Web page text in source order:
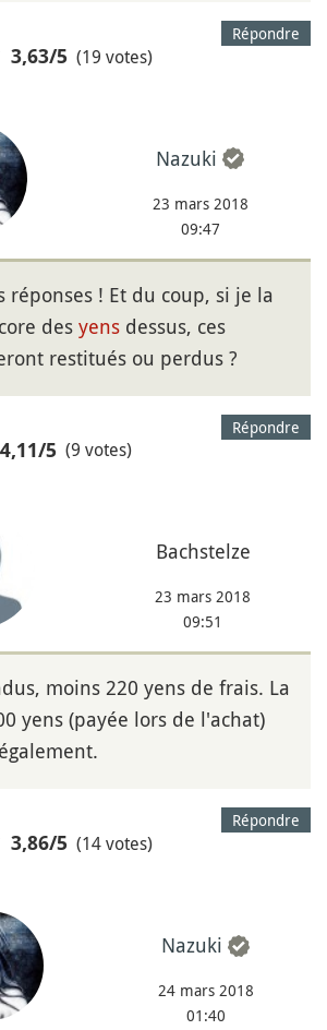
Répondre
3,63/5 (19 votes)
Nazuki
23 mars 2018
09:47
réponses ! Et du coup, si je la
des yens dessus, ces
restitués ou perdus ?
Répondre
4,11/5 (9 votes)
Bachstelze
23 mars 2018
09:51
moins 220 yens de frais. La
yens (payée lors de l'achat)
Répondre
3,86/5 (14 votes)
Nazuki
24 mars 2018
01:40